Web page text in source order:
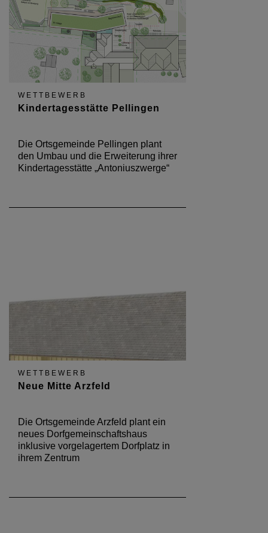
WETTBEWERB
Kindertagesstätte Pellingen
Die Ortsgemeinde Pellingen plant
den Umbau und die Erweiterung ihrer
Kindertagesstätte „Antoniuszwerge“
WETTBEWERB
Neue Mitte Arzfeld
Die Ortsgemeinde Arzfeld plant ein
neues Dorfgemeinschaftshaus
inklusive vorgelagertem Dorfplatz in
ihrem Zentrum